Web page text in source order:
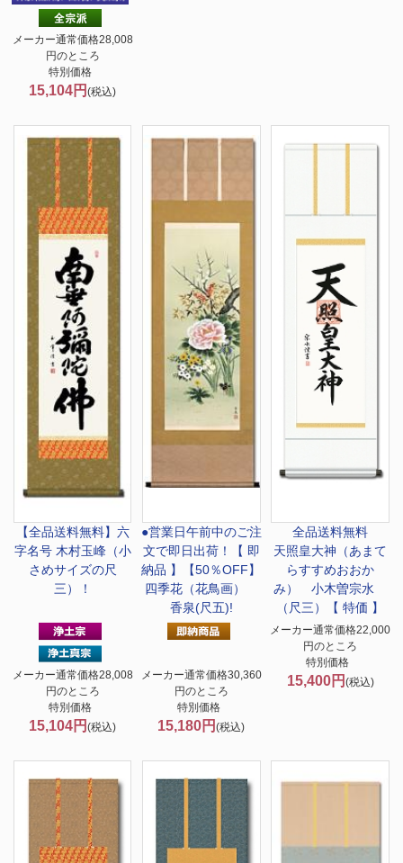
メーカー通常価格28,008
円のところ
特別価格
15,104円(税込)
【全品送料無料】 六
字名号 木村玉峰（小
さめサイズの尺
三）！
メーカー通常価格28,008
円のところ
特別価格
15,104円(税込)
●営業日午前中のご注
文で即日出荷！
【 即
納品 】【50％OFF】
四季花（花鳥画）
香泉(尺五)!
メーカー通常価格30,360
円のところ
特別価格
15,180円(税込)
全品送料無料
天照皇大神（あまて
らすすめおおか
み） 小木曽宗水
（尺三）【 特価 】
メーカー通常価格22,000
円のところ
特別価格
15,400円 (税込)